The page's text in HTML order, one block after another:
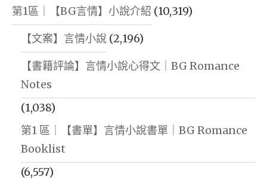
第1區｜【BG言情】小說介紹 (10,319)
【文案】言情小說 (2,196)
【書籍評論】言情小說心得文｜BG Romance
Notes
(1,038)
第1 區｜【書單】言情小說書單｜BG Romance
Booklist
(6,557)